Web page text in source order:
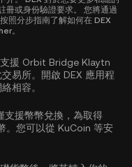
冊或身份驗證要求。 您將通過
照分步指南了解如何在 DEX
。
援 Orbit Bridge Klaytn
易所。開啟 DEX 應用程
相容。
支援幣幣兌換，為取得
。您可以從 KuCoin 等安